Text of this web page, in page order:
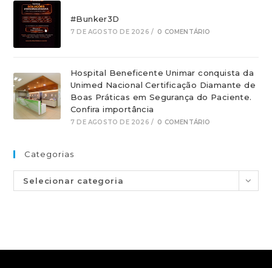
#Bunker3D
7 DE AGOSTO DE 2026 / 0 COMENTÁRIO
Hospital Beneficente Unimar conquista da
Unimed Nacional Certificação Diamante de
Boas Práticas em Segurança do Paciente.
Confira importância
7 DE AGOSTO DE 2026 / 0 COMENTÁRIO
Categorias
Selecionar categoria